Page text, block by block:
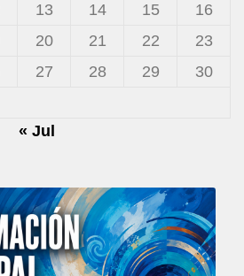
13 14 15
16
20 21 22
23
27 28 29
30
« Jul